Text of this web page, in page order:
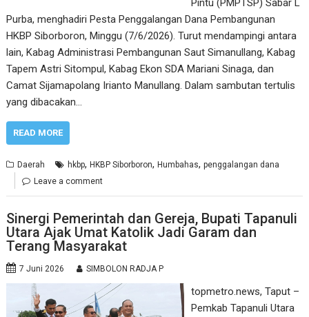
Purba, menghadiri Pesta Penggalangan Dana Pembangunan
HKBP Siborboron, Minggu (7/6/2026). Turut mendampingi antara
lain, Kabag Administrasi Pembangunan Saut Simanullang, Kabag
Tapem Astri Sitompul, Kabag Ekon SDA Mariani Sinaga, dan
Camat Sijamapolang Irianto Manullang. Dalam sambutan tertulis
yang dibacakan…
READ MORE
Daerah hkbp,HKBP Siborboron,Humbahas,penggalangan dana
Leave a comment
Sinergi Pemerintah dan Gereja, Bupati Tapanuli
Utara Ajak Umat Katolik Jadi Garam dan
Terang Masyarakat
7 Juni 2026 SIMBOLON RADJA P
‎topmetro.news, Taput –
Pemkab Tapanuli Utara